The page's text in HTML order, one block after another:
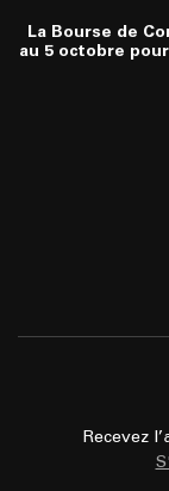
La Bourse de
au 5 octobre
Recevez